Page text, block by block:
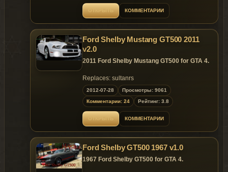
Replaces: any car
КОММЕНТАРИИ
Ford Shelby Mustang GT500 2011
v2.0
2011 Ford Shelby Mustang GT500 for GTA 4.
Replaces: sultanrs
2012-07-28
Просмотры: 9061
Комментарии: 24
Рейтинг: 3.8
КОММЕНТАРИИ
Ford Shelby GT500 1967 v1.0
1967 Ford Shelby GT500 for GTA 4.